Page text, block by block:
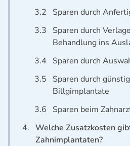
3.2
Sparen durch
3.3
Sparen durch
Behandlung ins
3.4
Sparen durch
3.5
Sparen durch
Billgimplantate
3.6
Sparen beim
4. Welche Zusatzkosten
Zahnimplantaten?